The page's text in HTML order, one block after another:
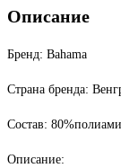
розовый
драпировкой
Описание
Бренд: Bahama
Страна бренда:
Состав:
Описание: